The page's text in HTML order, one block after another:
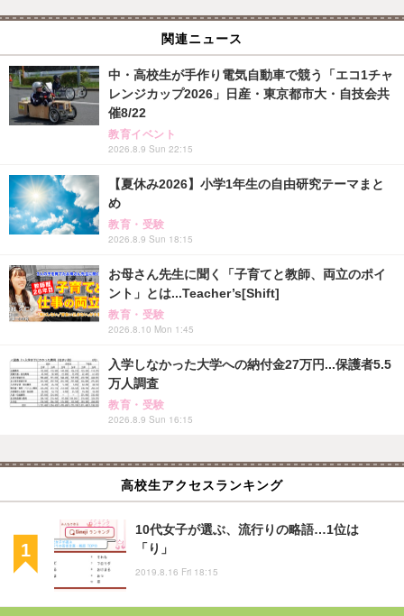
関連ニュース
中・高校生が手作り電気自動車で競う「エコ1チャ
レンジカップ2026」日産・東京都市大・自技会共
催8/22
教育イベント
2026.8.9 Sun 22:15
【夏休み2026】小学1年生の自由研究テーマまと
め
教育・受験
2026.8.9 Sun 18:15
お母さん先生に聞く「子育てと教師、両立のポイ
ント」とは...Teacher’s[Shift]
教育・受験
2026.8.10 Mon 1:45
入学しなかった大学への納付金27万円...保護者5.5
万人調査
教育・受験
2026.8.9 Sun 16:15
高校生アクセスランキング
10代女子が選ぶ、流行りの略語…1位は
「り」
2019.8.16 Fri 18:15